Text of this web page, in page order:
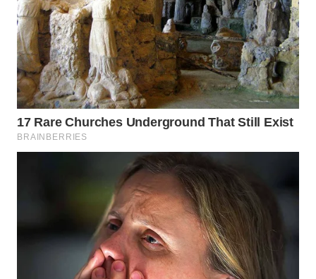
SURABAYA
WN
NATUNA
WN
BINTAN
WN
LABUANBAJO